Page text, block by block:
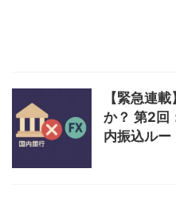
【緊急連
か？ 第2回
内振込ルー